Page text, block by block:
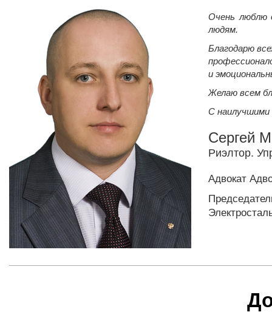
Очень люблю
людям.
Благодарю
и
Желаю всем
С наилучшими
Сергей
Риэлтор.
Адвокат